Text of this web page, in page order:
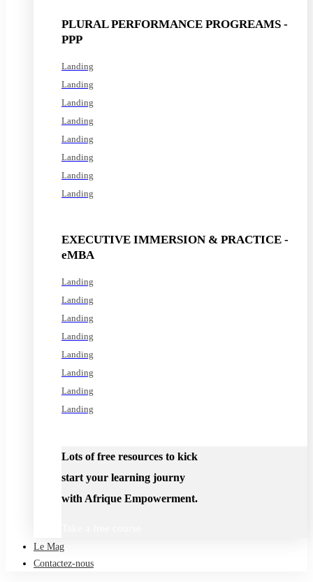
PLURAL PERFORMANCE PROGREAMS -
PPP
Landing
Landing
Landing
Landing
Landing
Landing
Landing
Landing
EXECUTIVE IMMERSION & PRACTICE -
eMBA
Landing
Landing
Landing
Landing
Landing
Landing
Landing
Landing
Lots of free resources to kick
start your learning journy
with Afrique Empowerment.
Le Mag
Contactez-nous